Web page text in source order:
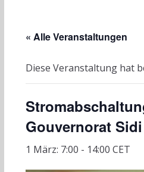
« Alle Veranstaltungen
Diese Veranstaltung hat
Gouvernorat
1 März: 7:00 - 14:00 CET